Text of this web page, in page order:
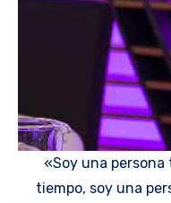
«Soy una persona
tiempo, soy una